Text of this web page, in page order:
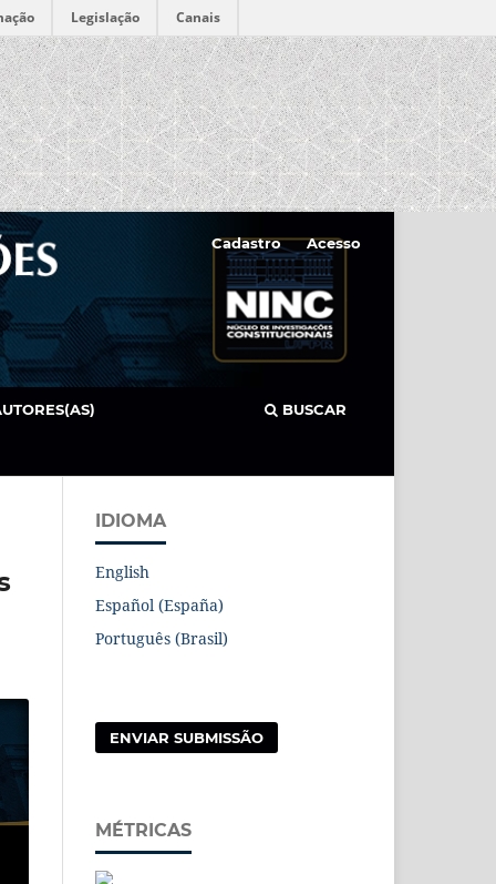
Legislação Canais
BUSCAR
Cadastro Acesso
IDIOMA
English
Español (España)
Português (Brasil)
ENVIAR SUBMISSÃO
MÉTRICAS